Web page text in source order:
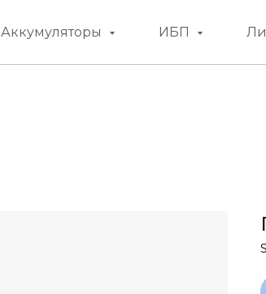
Аккумуляторы ИБП